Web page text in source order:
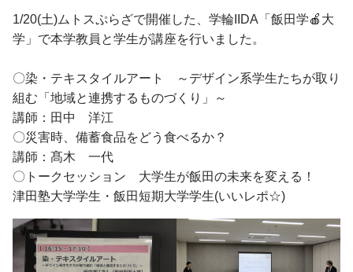
助産学専攻
基礎教養科目・ゼミナール
交通案内
図書館トップ
利用案内
情報の探し方
図書館活用術
オープンキャンパス
公開講座トップ
地域連携センター
公開講座一覧
出張講座・出前講座・講師派遣
その他の講座一覧
子育て支援・わいわいひろば
1/20(土)ムトスぷらざで開催した、学輪IIDA「飯田学🍎大
学」で本学教員と学生が講座を行いました。
〇染・テキスタイルアート ～デザイン系学生たちが取り
組む「地域と連携するものづくり」～
講師：田中 洋江
〇災害時、備蓄食品をどう食べるか？
講師：髙木 一代
〇トークセッション 大学生が飯田の未来を変える！
津田塾大学学生・飯田短期大学学生(いいレポ☆)